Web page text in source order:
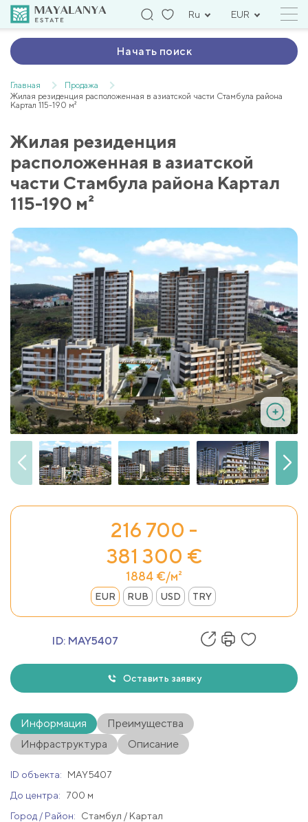
Ru EUR
Начать поиск
Главная
Продажа
Жилая резиденция расположенная в азиатской части Стамбула района
Картал 115-190 м²
Жилая резиденция
расположенная в азиатской
части Стамбула района Картал
115-190 м²
216 700 -
381 300 €
1884 €/м²
EUR RUB USD TRY
ID: MAY5407
Оставить заявку
Информация
Преимущества
Инфраструктура
Описание
ID объекта:
MAY5407
До центра:
700 м
Город / Район:
Стамбул / Картал